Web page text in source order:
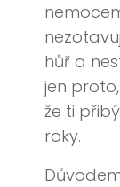
hůř a
jen proto,
že ti
roky.